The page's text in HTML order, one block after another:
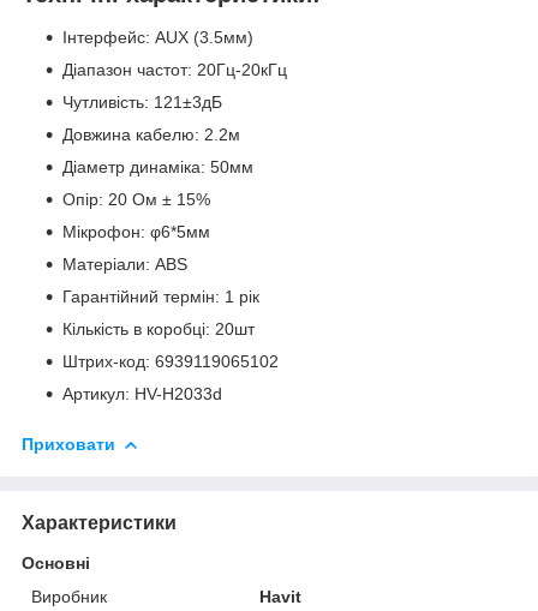
Інтерфейс: AUX (3.5мм)
Діапазон частот: 20Гц-20кГц
Чутливість: 121±3дБ
Довжина кабелю: 2.2м
Діаметр динаміка: 50мм
Опір: 20 Ом ± 15%
Мікрофон: φ6*5мм
Матеріали: ABS
Гарантійний термін: 1 рік
Кількість в коробці: 20шт
Штрих-код: 6939119065102
Артикул: HV-H2033d
Приховати
Характеристики
Основні
Виробник
Havit